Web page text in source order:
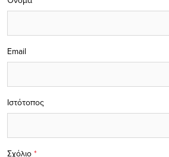
Σχόλιο *
Email
Ιστότοπος